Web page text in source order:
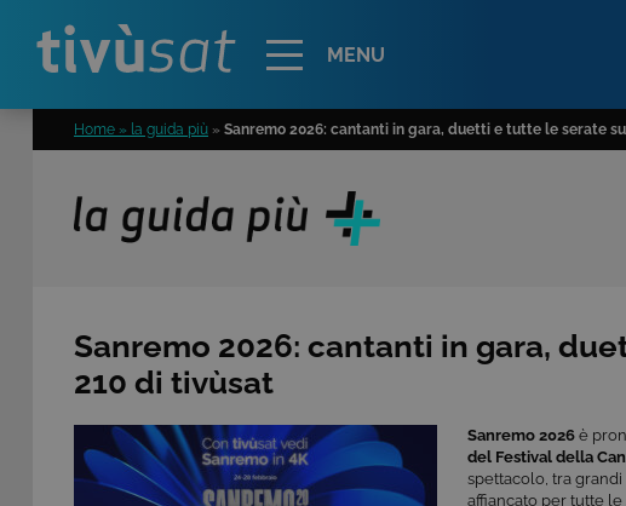
MENU
Home » la guida più » Sanremo 2026: cantanti in gara, duetti e tutte le serate
Sanremo 2026: cantanti in gara,
210 di tivùsat
Sanremo 2026 è
del Festival della
spettacolo, tra
affiancato per tutte le